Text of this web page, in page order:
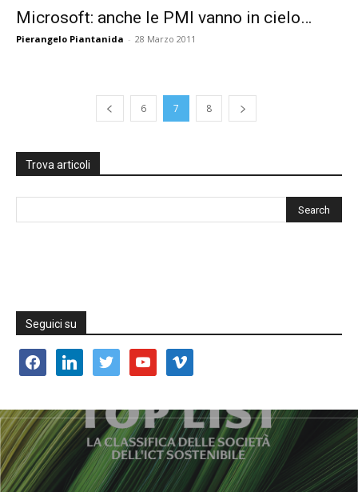
Microsoft: anche le PMI vanno in cielo…
Pierangelo Piantanida - 28 Marzo 2011
6 7 8
Trova articoli
Seguici su
facebooklinkedin twitter youtube vimeo